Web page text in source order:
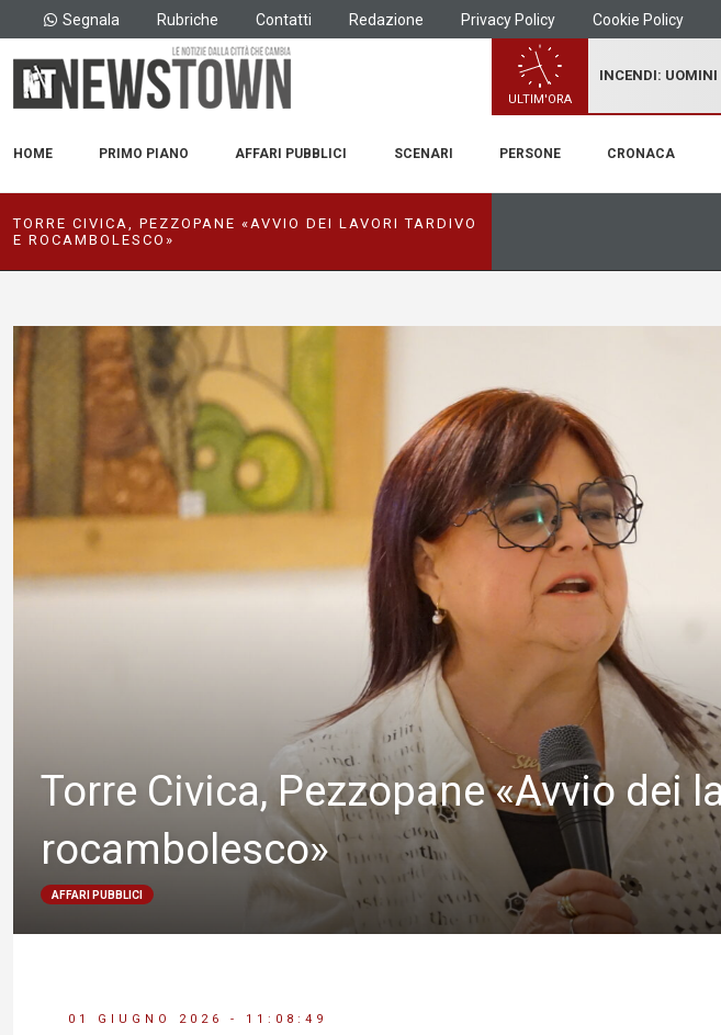
Segnala Rubriche Contatti Redazione Privacy Policy Cookie Policy
ULTIM'ORA
INCENDI: UOMINI
HOME PRIMO PIANO AFFARI PUBBLICI SCENARI PERSONE CRONACA
TORRE CIVICA, PEZZOPANE «AVVIO DEI LAVORI TARDIVO
E ROCAMBOLESCO»
Torre Civica, Pezzopane «Avvio dei
rocambolesco»
AFFARI PUBBLICI
01 GIUGNO 2026 - 11:08:49